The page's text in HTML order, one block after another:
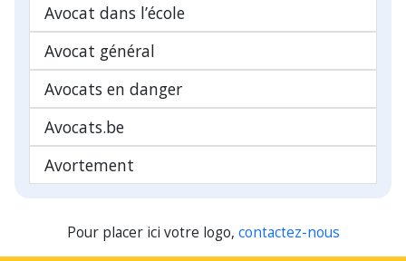
Avocat dans l’école
Avocat général
Avocats en danger
Avocats.be
Avortement
Pour placer ici votre logo, contactez-nous